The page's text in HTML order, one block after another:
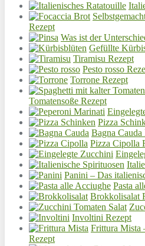
Rezept
Was ist der
Gefüllte
Tiramisu Rezept
Pesto rosso
Torrone Rezept
Tomatensoße Rezept
Pizza
Bagna Cauda
Pizza Cipolla
Panini – Das
Pasta
Brokkolisalat
Involtini Rezept
Frittura Mista
Rezept